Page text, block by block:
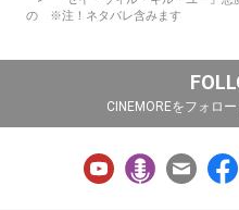
の ※注！ネタバレ含みます
CINEMOREをフォロ